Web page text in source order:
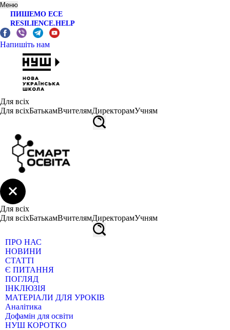
Меню
ПИШЕМО ЕСЕ
RESILIENCE.HELP
Напишіть нам
Для всіх
Для всіхБатькамВчителямДиректорамУчням
Для всіх
Для всіхБатькамВчителямДиректорамУчням
ПРО НАС
НОВИНИ
СТАТТІ
Є ПИТАННЯ
ПОГЛЯД
ІНКЛЮЗІЯ
МАТЕРІАЛИ ДЛЯ УРОКІВ
Аналітика
Дофамін для освіти
НУШ КОРОТКО